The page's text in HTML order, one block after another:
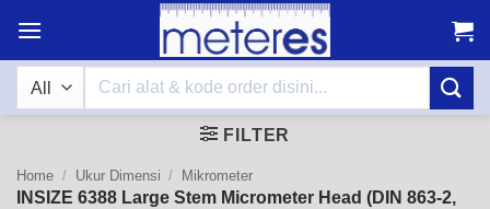
content
Search
FILTER
Home / Ukur Dimensi / Mikrometer
INSIZE 6388 Large Stem Micrometer Head (DIN 863-2,